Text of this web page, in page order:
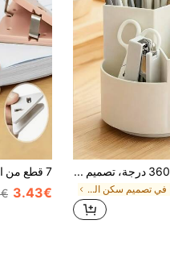
حامل أقلام دوار 360 درجة، تصميم ثلاثي الأقسام، علبة أقلام دوارة كبيرة السعة لتنظيم المكتب، مناسبة للمكتب والمدرسة ومستلزمات الفن
في تصميم سكن الطلاب تخزين المكتب المنزلي 3.43€